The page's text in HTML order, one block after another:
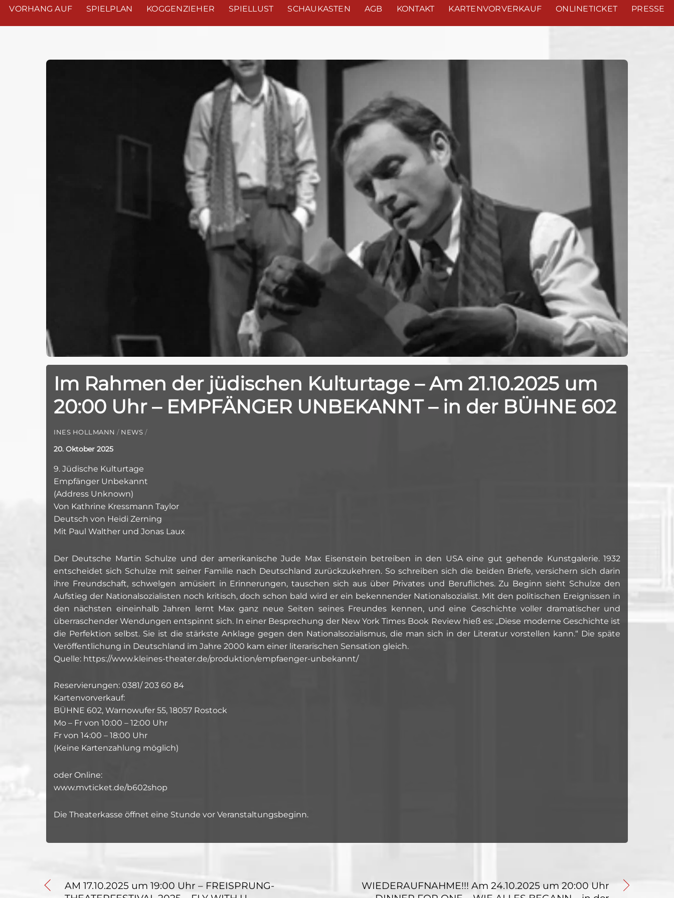
VORHANG AUF SPIELPLAN KOGGENZIEHER SPIELLUST SCHAUKASTEN AGB KONTAKT KARTENVORVERKAUF ONLINETICKET PRESSE
Im Rahmen der jüdischen Kulturtage – Am 21.10.2025 um
20:00 Uhr – EMPFÄNGER UNBEKANNT – in der BÜHNE 602
INES HOLLMANN / NEWS /
20. Oktober 2025
9. Jüdische Kulturtage
Empfänger Unbekannt
(Address Unknown)
Von Kathrine Kressmann Taylor
Deutsch von Heidi Zerning
Mit Paul Walther und Jonas Laux
Der Deutsche Martin Schulze und der amerikanische Jude Max Eisenstein betreiben in den USA eine gut gehende Kunstgalerie. 1932
entscheidet sich Schulze mit seiner Familie nach Deutschland zurückzukehren. So schreiben sich die beiden Briefe, versichern sich darin
ihre Freundschaft, schwelgen amüsiert in Erinnerungen, tauschen sich aus über Privates und Berufliches. Zu Beginn sieht Schulze den
Aufstieg der Nationalsozialisten noch kritisch, doch schon bald wird er ein bekennender Nationalsozialist. Mit den politischen Ereignissen in
den nächsten eineinhalb Jahren lernt Max ganz neue Seiten seines Freundes kennen, und eine Geschichte voller dramatischer und
überraschender Wendungen entspinnt sich. In einer Besprechung der New York Times Book Review hieß es: „Diese moderne Geschichte ist
die Perfektion selbst. Sie ist die stärkste Anklage gegen den Nationalsozialismus, die man sich in der Literatur vorstellen kann.“ Die späte
Veröffentlichung in Deutschland im Jahre 2000 kam einer literarischen Sensation gleich.
Quelle: https://www.kleines-theater.de/produktion/empfaenger-unbekannt/
Reservierungen: 0381/ 203 60 84
Kartenvorverkauf:
BÜHNE 602, Warnowufer 55, 18057 Rostock
Mo – Fr von 10:00 – 12:00 Uhr
Fr von 14:00 – 18:00 Uhr
(Keine Kartenzahlung möglich)
oder Online:
www.mvticket.de/b602shop
Die Theaterkasse öffnet eine Stunde vor Veranstaltungsbeginn.
AM 17.10.2025 um 19:00 Uhr – FREISPRUNG-
WIEDERAUFNAHME!!! Am 24.10.2025 um 20:00 Uhr